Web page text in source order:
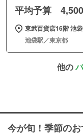
平均予算
東武百貨店16階 池
池袋駅／東京都
他の
今が旬！季節の